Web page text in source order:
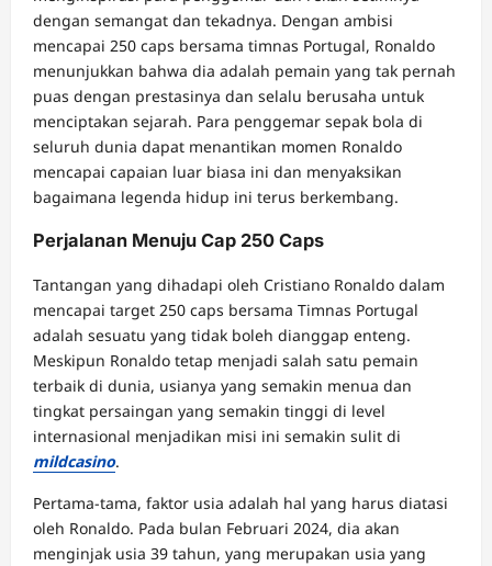
dengan semangat dan tekadnya. Dengan ambisi
mencapai 250 caps bersama timnas Portugal, Ronaldo
menunjukkan bahwa dia adalah pemain yang tak pernah
puas dengan prestasinya dan selalu berusaha untuk
menciptakan sejarah. Para penggemar sepak bola di
seluruh dunia dapat menantikan momen Ronaldo
mencapai capaian luar biasa ini dan menyaksikan
bagaimana legenda hidup ini terus berkembang.
Perjalanan Menuju Cap 250 Caps
Tantangan yang dihadapi oleh Cristiano Ronaldo dalam
mencapai target 250 caps bersama Timnas Portugal
adalah sesuatu yang tidak boleh dianggap enteng.
Meskipun Ronaldo tetap menjadi salah satu pemain
terbaik di dunia, usianya yang semakin menua dan
tingkat persaingan yang semakin tinggi di level
internasional menjadikan misi ini semakin sulit di
mildcasino.
Pertama-tama, faktor usia adalah hal yang harus diatasi
oleh Ronaldo. Pada bulan Februari 2024, dia akan
menginjak usia 39 tahun, yang merupakan usia yang